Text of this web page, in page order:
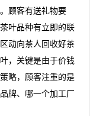
顾客有送礼物要
叶品种有立即的联
动向茶人回收好茶
，关键是由于价钱
略，顾客注重的是
牌、哪一个加工厂